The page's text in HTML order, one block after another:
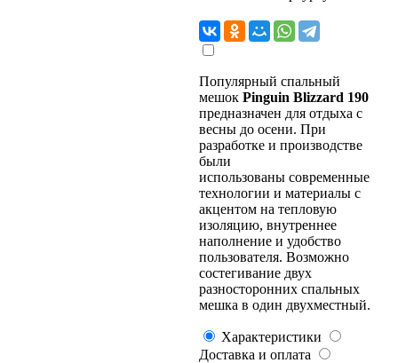
Популярный спальный
мешок Pinguin Blizzard 190
предназначен для отдыха с
весны до осени. При
разработке и производстве
были
использованы современные
технологии и материалы с
акцентом на тепловую
изоляцию, внутреннее
наполнение и удобство
пользователя. Возможно
состегивание двух
разносторонних спальных
мешка в один двухместный.
Характеристики
Доставка и оплата